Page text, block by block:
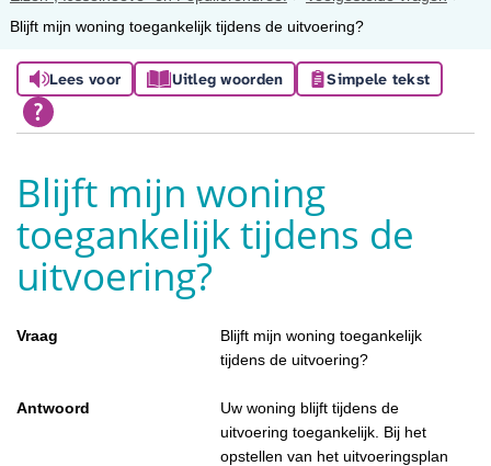
Blijft mijn woning toegankelijk tijdens de uitvoering?
Lees voor Uitleg woorden Simpele tekst
Blijft mijn woning
toegankelijk tijdens de
uitvoering?
Vraag
Blijft mijn woning toegankelijk
tijdens de uitvoering?
Antwoord
Uw woning blijft tijdens de
uitvoering toegankelijk. Bij het
opstellen van het uitvoeringsplan